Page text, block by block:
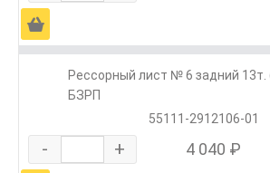
Ä
Рессорный лист № 6 задний
БЗРП
55111-2912106-01
- + 4 040 ₽